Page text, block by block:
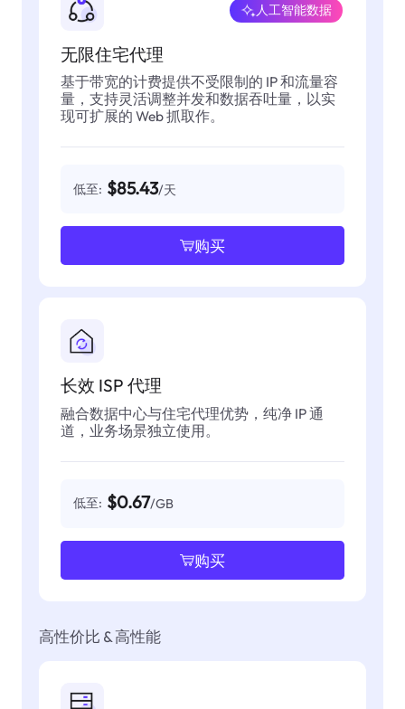
无限住宅代理
人工智能数据
基于带宽的计费提供不受限制的 IP 和流量容
量，支持灵活调整并发和数据吞吐量，以实
现可扩展的 Web 抓取作。
低至: $85.43/天
购买
长效 ISP 代理
融合数据中心与住宅代理优势，纯净 IP 通
道，业务场景独立使用。
低至: $0.67/GB
购买
高性价比 & 高性能